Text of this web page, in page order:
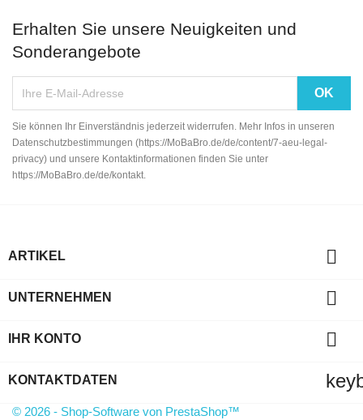
Erhalten Sie unsere Neuigkeiten und
Sonderangebote
Sie können Ihr Einverständnis jederzeit widerrufen. Mehr Infos in unseren
Datenschutzbestimmungen (https://MoBaBro.de/de/content/7-aeu-legal-
privacy) und unsere Kontaktinformationen finden Sie unter
https://MoBaBro.de/de/kontakt.
ARTIKEL 
UNTERNEHMEN 
IHR KONTO 
KONTAKTDATEN
© 2026 - Shop-Software von PrestaShop™